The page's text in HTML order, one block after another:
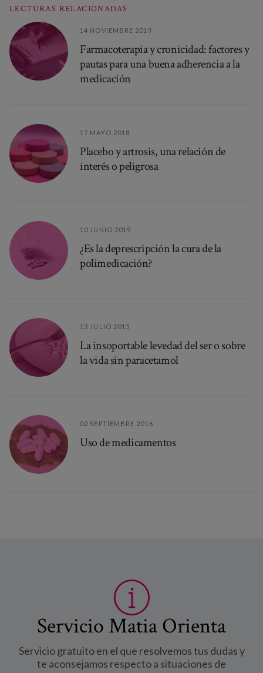
LECTURAS RELACIONADAS
14 NOVIEMBRE 2019
Farmacoterapia y cronicidad: factores y
pautas para una buena adherencia a la
medicación
17 MAYO 2018
Placebo y artrosis, una relación de
interés o peligrosa
10 JUNIO 2019
¿Es la deprescripción la cura de la
polimedicación?
13 JULIO 2015
La insoportable levedad del ser o sobre
la vida sin paracetamol
02 SEPTIEMBRE 2016
Uso de medicamentos
Servicio Matia Orienta
Servicio gratuito en el que resolvemos tus dudas y
te aconsejamos respecto a situaciones de